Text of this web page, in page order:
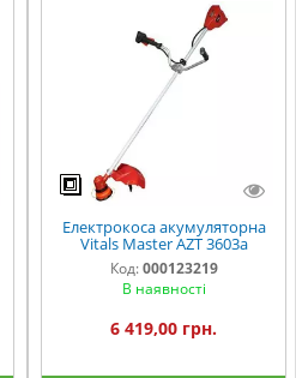
Електрокоса акумуляторна
Vitals Master AZT 3603a
Код: 000123219
В наявності
6 419,00 грн.